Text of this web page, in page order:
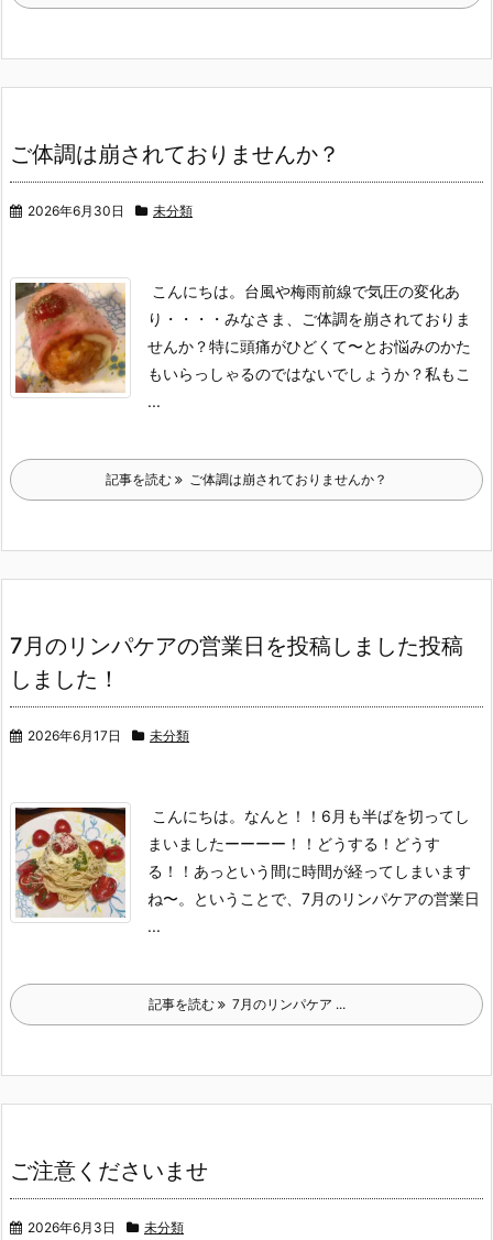
ご体調は崩されておりませんか？
2026年6月30日 未分類
こんにちは。 台風や梅雨前線で気圧の変化あ
り・・・・みなさま、ご体調を崩されておりま
せんか？特に頭痛がひどくて〜とお悩みのかた
もいらっしゃるのではないでしょうか？私もこ
...
記事を読む ご体調は崩されておりませんか？
7月のリンパケアの営業日を投稿しました投稿
しました！
2026年6月17日 未分類
こんにちは。 なんと！！6月も半ばを切ってし
まいましたーーーー！！ どうする！どうす
る！！あっという間に時間が経ってしまいます
ね〜。
ということで、7月のリンパケアの営業日
...
記事を読む 7月のリンパケア ...
ご注意くださいませ
2026年6月3日 未分類